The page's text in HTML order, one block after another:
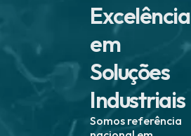
Excelência
em
Soluções
Industriais
Somos referência